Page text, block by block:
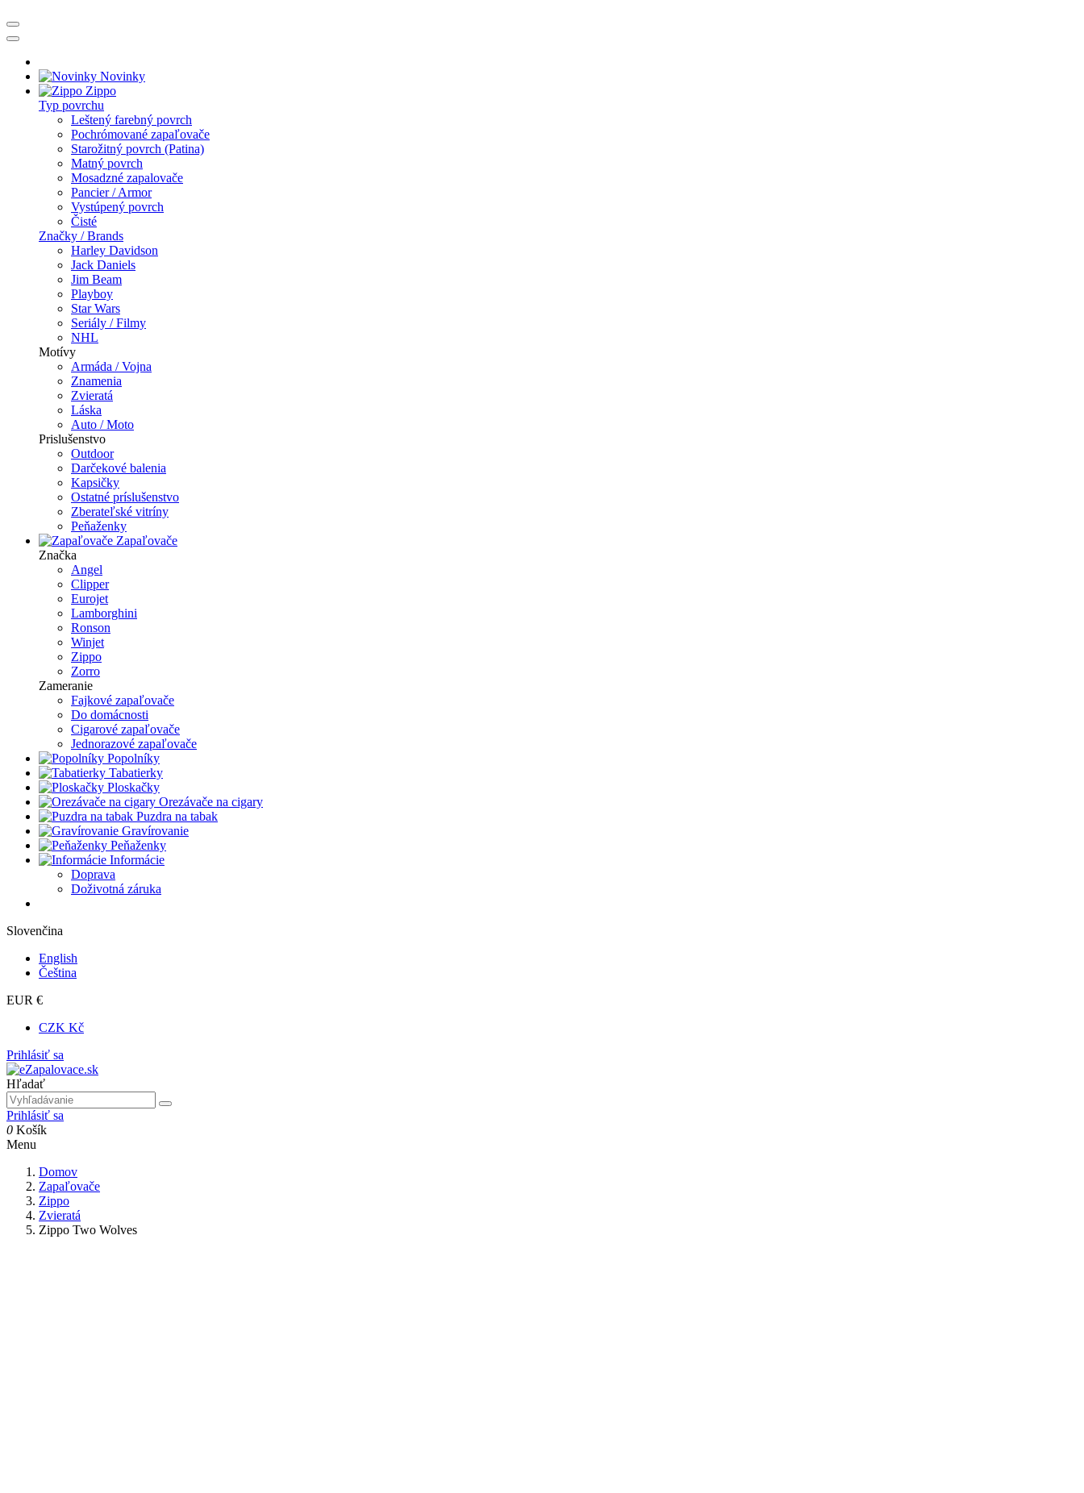
Novinky
Zippo
Typ povrchu
Leštený farebný povrch
Pochrómované zapaľovače
Starožitný povrch (Patina)
Matný povrch
Mosadzné zapalovače
Pancier / Armor
Vystúpený povrch
Čisté
Značky / Brands
Harley Davidson
Jack Daniels
Jim Beam
Playboy
Star Wars
Seriály / Filmy
NHL
Motívy
Armáda / Vojna
Znamenia
Zvieratá
Láska
Auto / Moto
Prislušenstvo
Outdoor
Darčekové balenia
Kapsičky
Ostatné príslušenstvo
Zberateľské vitríny
Peňaženky
Zapaľovače
Značka
Angel
Clipper
Eurojet
Lamborghini
Ronson
Winjet
Zippo
Zorro
Zameranie
Fajkové zapaľovače
Do domácnosti
Cigarové zapaľovače
Jednorazové zapaľovače
Popolníky
Tabatierky
Ploskačky
Orezávače na cigary
Puzdra na tabak
Gravírovanie
Peňaženky
Informácie
Doprava
Doživotná záruka
Slovenčina
English
Čeština
EUR €
CZK Kč
Prihlásiť sa
Hľadať
Prihlásiť sa
0 Košík
Menu
Domov
Zapaľovače
Zippo
Zvieratá
Zippo Two Wolves